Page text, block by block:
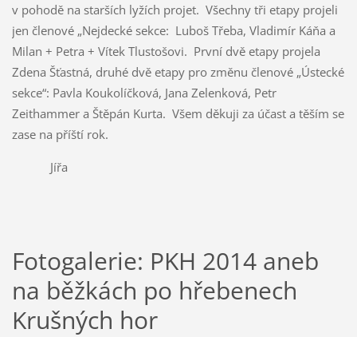
v pohodě na starších lyžích projet. Všechny tři etapy projeli
jen členové „Nejdecké sekce: Luboš Třeba, Vladimír Káňa a
Milan + Petra + Vítek Tlustošovi. První dvě etapy projela
Zdena Šťastná, druhé dvě etapy pro změnu členové „Ústecké
sekce“: Pavla Koukolíčková, Jana Zelenková, Petr
Zeithammer a Štěpán Kurta. Všem děkuji za účast a těším se
zase na příští rok.
Jířa
Fotogalerie: PKH 2014 aneb
na běžkách po hřebenech
Krušných hor